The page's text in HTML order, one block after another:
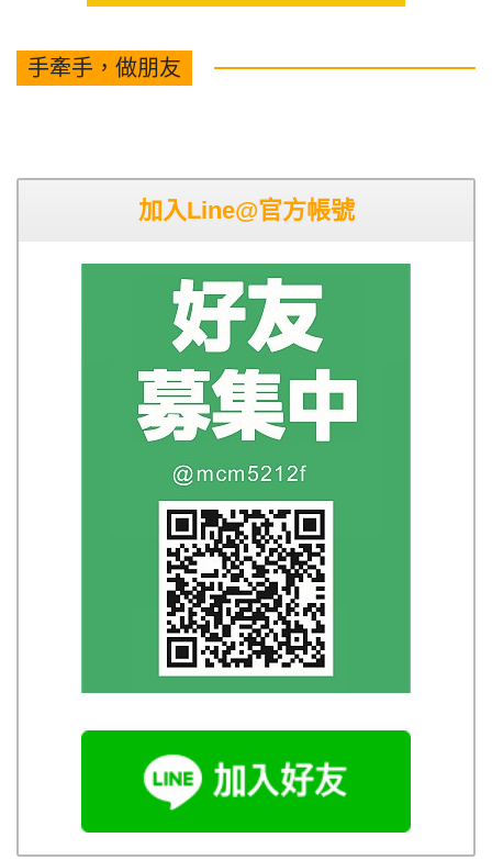
手牽手，做朋友
加入Line@官方帳號